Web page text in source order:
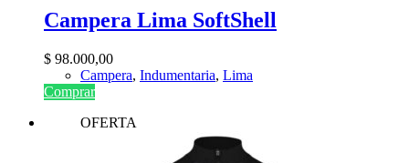
Campera Lima SoftShell
$ 98.000,00
Campera, Indumentaria, Lima
Comprar
OFERTA